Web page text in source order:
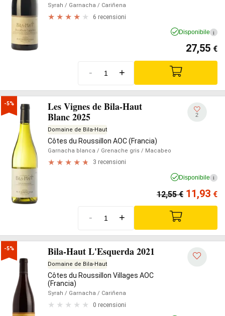
Syrah / Garnacha / Cariñena
6 recensioni
Disponibile i
27,55 €
- +
-5%
Les Vignes de Bila-Haut
Blanc 2025
Domaine de Bila-Haut
Côtes du Roussillon AOC (Francia)
Garnacha blanca / Grenache gris / Macabeo
3 recensioni
2
Disponibile i
12,55€ 11,93 €
- +
-5% Bila-Haut L'Esquerda 2021
Domaine de Bila-Haut
Côtes du Roussillon Villages AOC
(Francia)
Syrah / Garnacha / Cariñena
0 recensioni